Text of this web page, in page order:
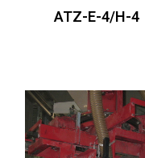
ATZ-E-4/H-4